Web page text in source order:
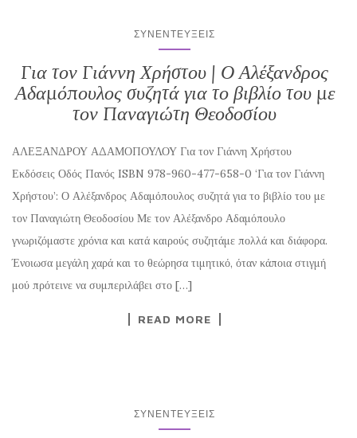
ΣΥΝΕΝΤΕΎΞΕΙΣ
Για τον Γιάννη Χρήστου | Ο Αλέξανδρος
Αδαμόπουλος συζητά για το βιβλίο του με
τον Παναγιώτη Θεοδοσίου
ΑΛΕΞΑΝΔΡΟΥ ΑΔΑΜΟΠΟΥΛΟΥ Για τον Γιάννη Χρήστου
Εκδόσεις Οδός Πανός ISBN 978-960-477-658-0 ‘Για τον Γιάννη
Χρήστου’: Ο Αλέξανδρος Αδαμόπουλος συζητά για το βιβλίο του με
τον Παναγιώτη Θεοδοσίου Με τον Αλέξανδρο Αδαμόπουλο
γνωριζόμαστε χρόνια και κατά καιρούς συζητάμε πολλά και διάφορα.
Ένοιωσα μεγάλη χαρά και το θεώρησα τιμητικό, όταν κάποια στιγμή
μού πρότεινε να συμπεριλάβει στο […]
READ MORE
ΣΥΝΕΝΤΕΎΞΕΙΣ